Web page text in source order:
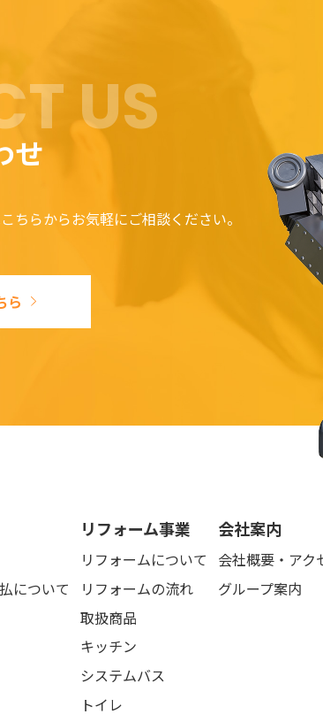
US
せ
ちらからお気軽にご相談ください。
ら
について
リフォーム事業
リフォームについて
リフォームの流れ
取扱商品
キッチン
システムバス
トイレ
会社案内
会社概要・アク
グループ案内